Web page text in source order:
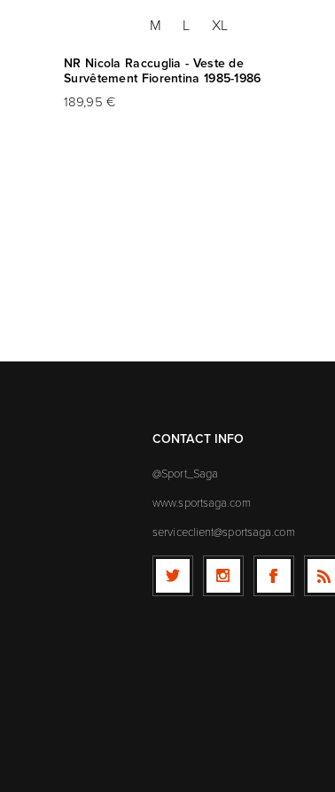
M L XL
NR Nicola Raccuglia - Veste de
Survêtement Fiorentina 1985-1986
189,95 €
CONTACT INFO
@Sport_Saga
www.sportsaga.com
serviceclient@sportsaga.com